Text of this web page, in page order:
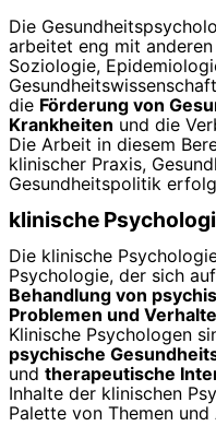
Die
arbeitet eng mit
Soziologie,
die Förderung von
Krankheiten und die
Die Arbeit in diesem
klinischer Praxis,
Gesundheitspolitik
klinische
Die klinische
Psychologie, der sich
Behandlung von
Problemen und
Klinische Psychologen
psychische
und therapeutische
Inhalte der klinischen
Palette von Themen